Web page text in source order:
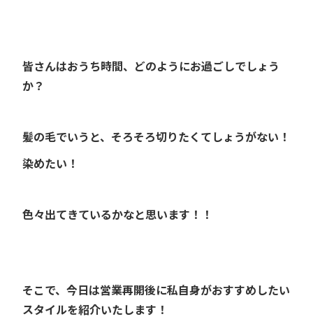
皆さんはおうち時間、どのようにお過ごしでしょう
か？
髪の毛でいうと、そろそろ切りたくてしょうがない！
染めたい！
色々出てきているかなと思います！！
そこで、今日は営業再開後に私自身がおすすめしたい
スタイルを紹介いたします！